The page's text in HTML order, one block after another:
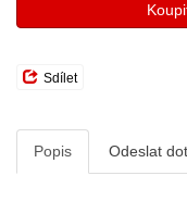
Sdílet
Popis Odeslat